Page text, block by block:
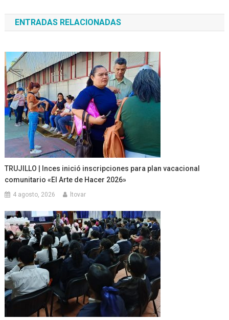
de
entradas
ENTRADAS RELACIONADAS
TRUJILLO | Inces inició inscripciones para plan vacacional
comunitario «El Arte de Hacer 2026»
4 agosto, 2026 ltovar